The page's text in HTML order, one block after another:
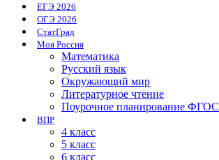
ЕГЭ 2026
ОГЭ 2026
СтатГрад
Моя Россия
Математика
Русский язык
Окружающий мир
Литературное чтение
Поурочное планирование ФГОС
ВПР
4 класс
5 класс
6 класс